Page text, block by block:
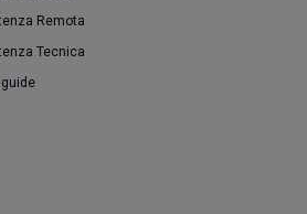
Remota
Tecnica